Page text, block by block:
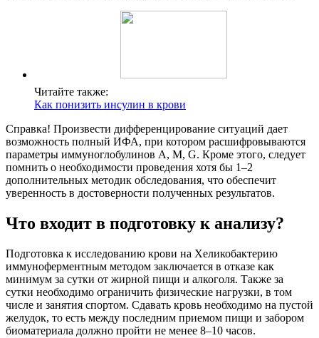
Читайте также:
Как понизить инсулин в крови
Справка! Произвести дифференцирование ситуаций дает
возможность полный ИФА, при котором расшифровываются
параметры иммуноглобулинов А, М, G. Кроме этого, следует
помнить о необходимости проведения хотя бы 1–2
дополнительных методик обследования, что обеспечит
уверенность в достоверности полученных результатов.
Что входит в подготовку к анализу?
Подготовка к исследованию крови на Хеликобактерию
иммуноферментным методом заключается в отказе как
минимум за сутки от жирной пищи и алкоголя. Также за
сутки необходимо ограничить физические нагрузки, в том
числе и занятия спортом. Сдавать кровь необходимо на пустой
желудок, то есть между последним приемом пищи и забором
биоматериала должно пройти не менее 8–10 часов.